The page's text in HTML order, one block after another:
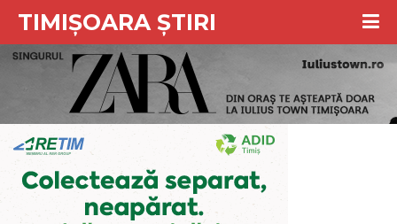
TIMIȘOARA ȘTIRI